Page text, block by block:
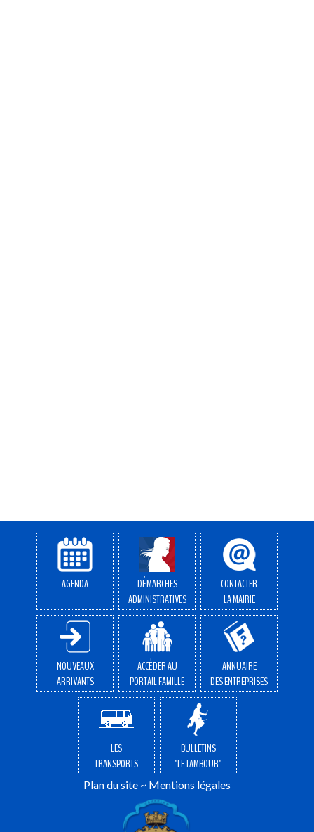
AGENDA
DÉMARCHES
ADMINISTRATIVES
CONTACTER
LA MAIRIE
NOUVEAUX
ARRIVANTS
ACCÉDER AU
PORTAIL FAMILLE
ANNUAIRE
DES ENTREPRISES
LES
TRANSPORTS
BULLETINS
"LE TAMBOUR"
Plan du site ~ Mentions légales